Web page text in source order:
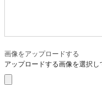
画像をアップロードする
アップロードする画像を選択し